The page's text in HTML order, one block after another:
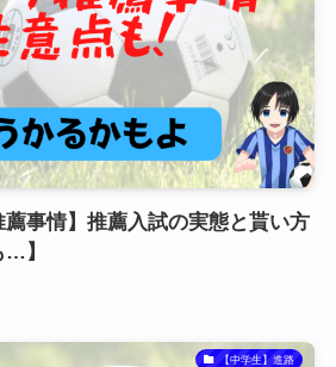
薦事情】推薦入試の実態と貰い方
…】
【中学生】進路